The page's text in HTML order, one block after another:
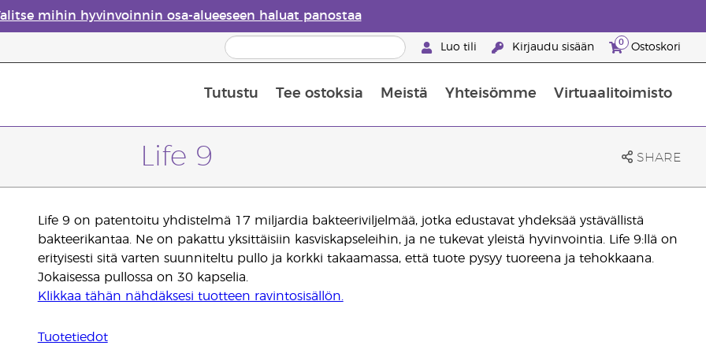
mihin hyvinvoinnin osa-alueeseen haluat panostaa
Luo tili Kirjaudu sisään 0 Ostoskori
Tutustu Tee ostoksia Meistä Yhteisömme Virtuaalitoimisto
Life 9 SHARE
Life 9 on patentoitu yhdistelmä 17 miljardia bakteeriviljelmää, jotka edustavat yhdeksää ystävällistä
bakteerikantaa. Ne on pakattu yksittäisiin kasviskapseleihin, ja ne tukevat yleistä hyvinvointia. Life 9:llä on
erityisesti sitä varten suunniteltu pullo ja korkki takaamassa, että tuote pysyy tuoreena ja tehokkaana.
Jokaisessa pullossa on 30 kapselia.
Klikkaa tähän nähdäksesi tuotteen ravintosisällön.
Tuotetiedot